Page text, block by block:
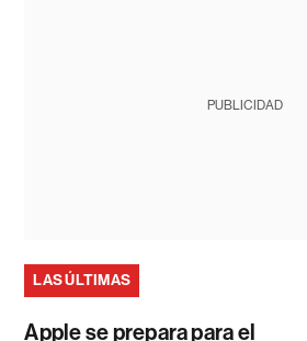
PUBLICIDAD
LAS ÚLTIMAS
Apple se prepara para el